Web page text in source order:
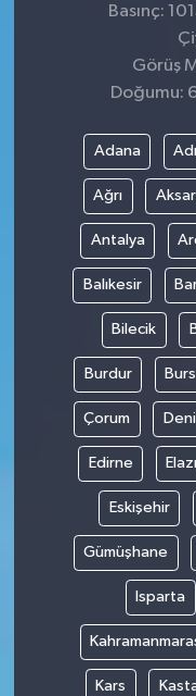
Basınç:
Görüş
Doğumu:
Adana
Ağrı
Antalya
Balıkesir
Bilecik
Burdur
Çorum
Edirne
Eskişehir
Gümüşhane
Isparta
Kars